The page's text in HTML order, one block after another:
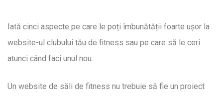
Iată cinci aspecte pe care le poți îmbunătății foarte ușor la
website-ul clubului tău de fitness sau pe care să le ceri
atunci când faci unul nou.
Un website de săli de fitness nu trebuie să fie un proiect